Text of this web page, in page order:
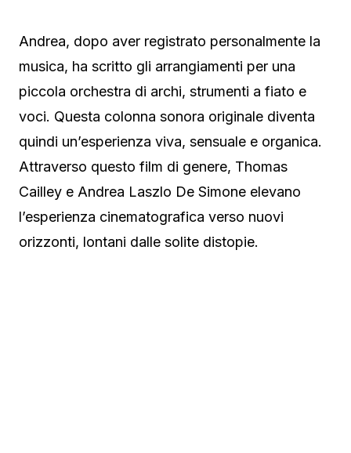
Andrea, dopo aver registrato personalmente la
musica, ha scritto gli arrangiamenti per una
piccola orchestra di archi, strumenti a fiato e
voci. Questa colonna sonora originale diventa
quindi un’esperienza viva, sensuale e organica.
Attraverso questo film di genere, Thomas
Cailley e Andrea Laszlo De Simone elevano
l’esperienza cinematografica verso nuovi
orizzonti, lontani dalle solite distopie.